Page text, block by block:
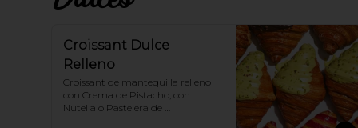
Croissant Dulce
Relleno
Croissant de mantequilla relleno
con Crema de Pistacho, con
Nutella o Pastelera de